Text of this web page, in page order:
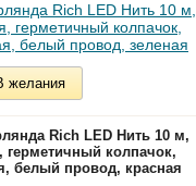
Rich LED Нить 10 м,
колпачок,
белый провод, зеленая
желания
Rich LED Нить 10 м,
колпачок,
белый провод, красная